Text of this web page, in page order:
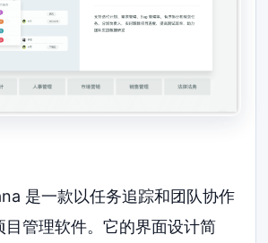
是一款以任务追踪和团队协作
目管理软件。它的界面设计简